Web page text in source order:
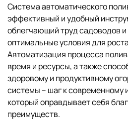
Система автоматического
эффективный и удобный
облегчающий труд садоводов
оптимальные условия для
Автоматизация процесса
время и ресурсы, а также
здоровому и продуктивному
системы – шаг к современному
который оправдывает себя
преимуществ.